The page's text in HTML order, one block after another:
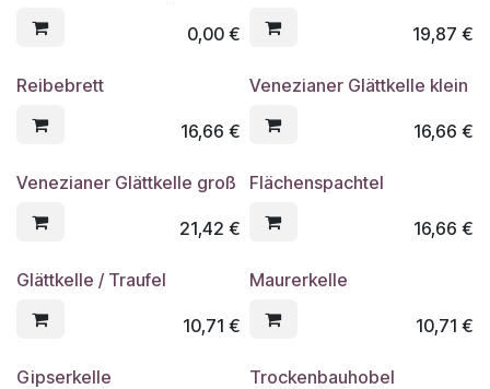
0,00 € 19,87 €
Reibebrett
16,66 €
Venezianer Glättkelle klein
16,66 €
Venezianer Glättkelle groß
21,42 €
Flächenspachtel
16,66 €
Glättkelle / Traufel
10,71 €
Maurerkelle
10,71 €
Gipserkelle Trockenbauhobel